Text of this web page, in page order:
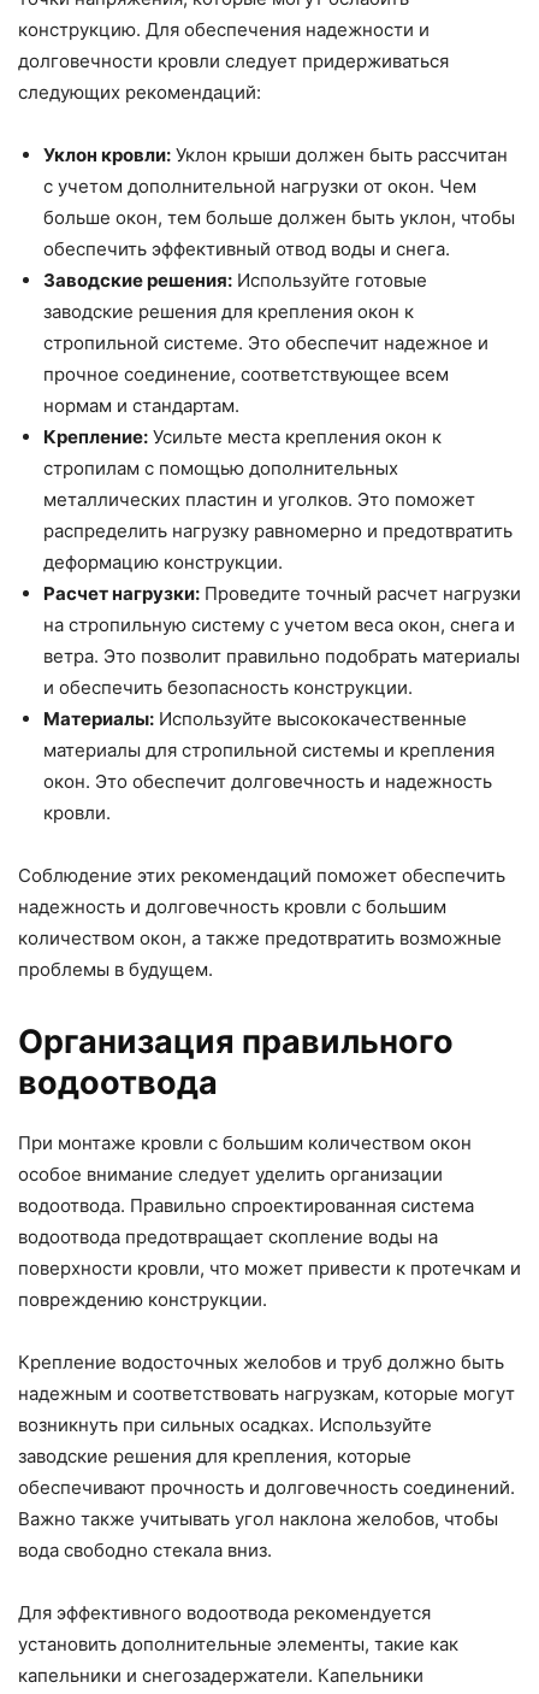
конструкцию. Для обеспечения надежности и
долговечности кровли следует придерживаться
следующих рекомендаций:
Уклон кровли: Уклон крыши должен быть рассчитан
с учетом дополнительной нагрузки от окон. Чем
больше окон, тем больше должен быть уклон, чтобы
обеспечить эффективный отвод воды и снега.
Заводские решения: Используйте готовые
заводские решения для крепления окон к
стропильной системе. Это обеспечит надежное и
прочное соединение, соответствующее всем
нормам и стандартам.
Крепление: Усильте места крепления окон к
стропилам с помощью дополнительных
металлических пластин и уголков. Это поможет
распределить нагрузку равномерно и предотвратить
деформацию конструкции.
Расчет нагрузки: Проведите точный расчет нагрузки
на стропильную систему с учетом веса окон, снега и
ветра. Это позволит правильно подобрать материалы
и обеспечить безопасность конструкции.
Материалы: Используйте высококачественные
материалы для стропильной системы и крепления
окон. Это обеспечит долговечность и надежность
кровли.
Соблюдение этих рекомендаций поможет обеспечить
надежность и долговечность кровли с большим
количеством окон, а также предотвратить возможные
проблемы в будущем.
Организация правильного
водоотвода
При монтаже кровли с большим количеством окон
особое внимание следует уделить организации
водоотвода. Правильно спроектированная система
водоотвода предотвращает скопление воды на
поверхности кровли, что может привести к протечкам и
повреждению конструкции.
Крепление водосточных желобов и труб должно быть
надежным и соответствовать нагрузкам, которые могут
возникнуть при сильных осадках. Используйте
заводские решения для крепления, которые
обеспечивают прочность и долговечность соединений.
Важно также учитывать угол наклона желобов, чтобы
вода свободно стекала вниз.
Для эффективного водоотвода рекомендуется
установить дополнительные элементы, такие как
капельники и снегозадержатели. Капельники